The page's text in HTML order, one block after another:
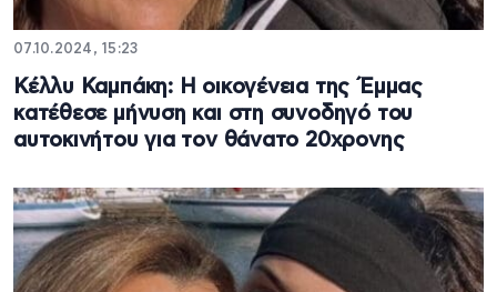
07.10.2024, 15:23
Κέλλυ Καμπάκη: Η οικογένεια της Έμμας
κατέθεσε μήνυση και στη συνοδηγό του
αυτοκινήτου για τον θάνατο 20χρονης